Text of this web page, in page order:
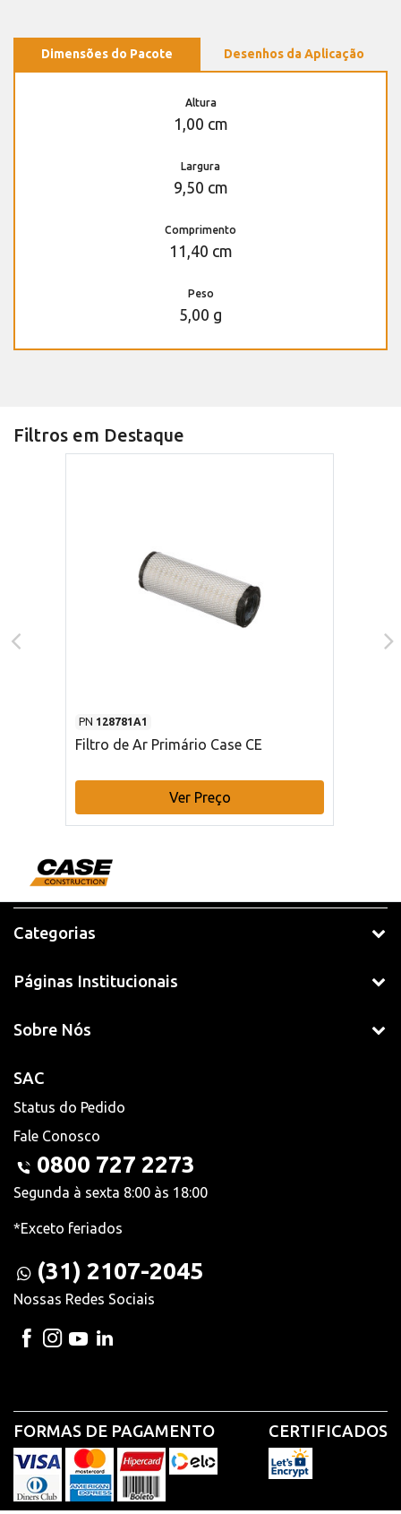
Dimensões do Pacote Desenhos da Aplicação
Altura
1,00 cm
Largura
9,50 cm
Comprimento
11,40 cm
Peso
5,00 g
Filtros em Destaque
PN 128781A1
Filtro de Ar Primário Case CE
Ver Preço
Categorias
Páginas Institucionais
Sobre Nós
SAC
Status do Pedido
Fale Conosco
0800 727 2273
Segunda à sexta 8:00 às 18:00
*Exceto feriados
(31) 2107-2045
Nossas Redes Sociais
FORMAS DE PAGAMENTO CERTIFICADOS